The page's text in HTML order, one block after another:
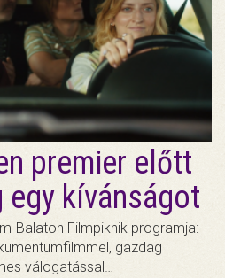
premier előtt
kívánságot
Balaton Filmpiknik programja:
gazdag
válogatással…